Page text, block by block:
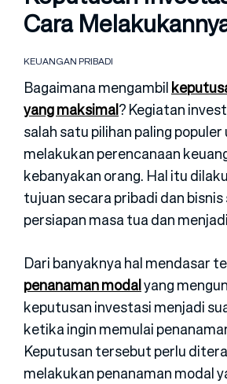
Cara
KEUANGAN PRIBADI
Bagaimana mengambil
yang maksimal? Kegiatan
salah satu pilihan paling
melakukan perencanaan
kebanyakan orang. Hal itu
tujuan secara pribadi dan
persiapan masa tua dan
Dari banyaknya hal mendasar
penanaman modalyang
keputusan investasi menjadi
ketika ingin memulai
Keputusan tersebut perlu
melakukan penanaman modal